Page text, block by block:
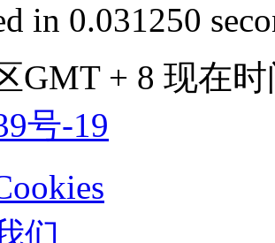
in 0.031250
GMT + 8 现在
号-19
们